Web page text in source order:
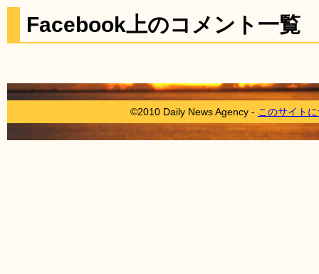
Facebook上のコメント一覧
©2010 Daily News Agency - このサイト